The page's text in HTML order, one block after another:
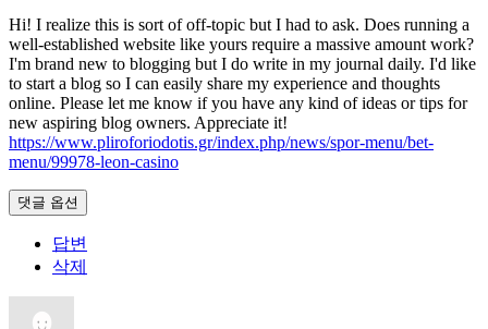
Hi! I realize this is sort of off-topic but I had to ask. Does running a
well-established website like yours require a massive amount work?
I'm brand new to blogging but I do write in my journal daily. I'd like
to start a blog so I can easily share my experience and thoughts
online. Please let me know if you have any kind of ideas or tips for
new aspiring blog owners. Appreciate it!
https://www.pliroforiodotis.gr/index.php/news/spor-menu/bet-
menu/99978-leon-casino
댓글 옵션
답변
삭제